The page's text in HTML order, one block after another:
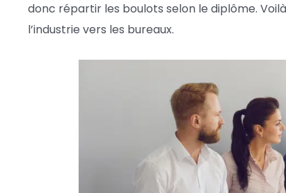
donc répartir les boulots selon le diplôme.
l’industrie vers les bureaux.